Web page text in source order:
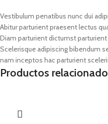
Vestibulum penatibus nunc dui
Abitur parturient praesent lectus
Diam parturient dictumst
Scelerisque adipiscing bibendum
nam inceptos hac parturient
Productos